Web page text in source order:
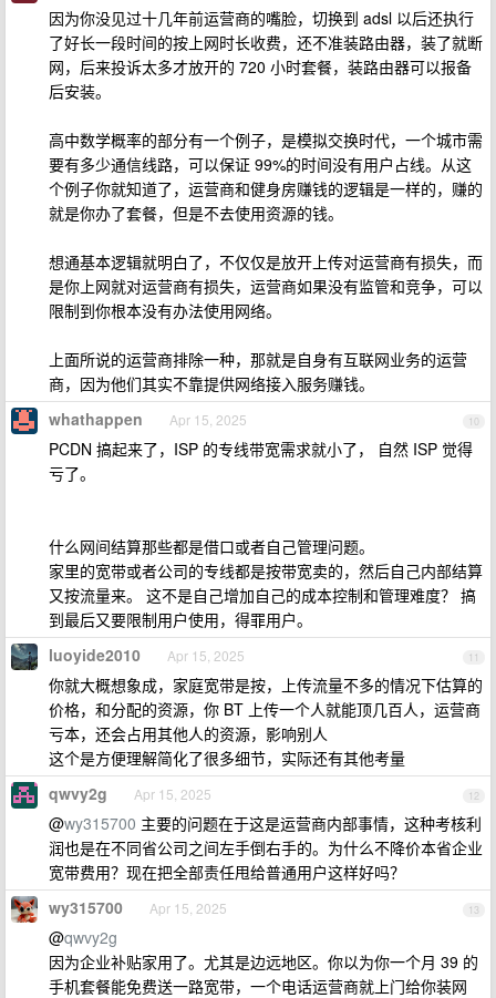
因为你没见过十几年前运营商的嘴脸，切换到 adsl 以后还执行
了好长一段时间的按上网时长收费，还不准装路由器，装了就断
网，后来投诉太多才放开的 720 小时套餐，装路由器可以报备
后安装。
高中数学概率的部分有一个例子，是模拟交换时代，一个城市需
要有多少通信线路，可以保证 99%的时间没有用户占线。从这
个例子你就知道了，运营商和健身房赚钱的逻辑是一样的，赚的
就是你办了套餐，但是不去使用资源的钱。
想通基本逻辑就明白了，不仅仅是放开上传对运营商有损失，而
是你上网就对运营商有损失，运营商如果没有监管和竞争，可以
限制到你根本没有办法使用网络。
上面所说的运营商排除一种，那就是自身有互联网业务的运营
商，因为他们其实不靠提供网络接入服务赚钱。
10
whathappen Apr 15, 2025
PCDN 搞起来了，ISP 的专线带宽需求就小了， 自然 ISP 觉得
亏了。
什么网间结算那些都是借口或者自己管理问题。
家里的宽带或者公司的专线都是按带宽卖的，然后自己内部结算
又按流量来。 这不是自己增加自己的成本控制和管理难度？ 搞
到最后又要限制用户使用，得罪用户。
11
luoyide2010 Apr 15, 2025
你就大概想象成，家庭宽带是按，上传流量不多的情况下估算的
价格，和分配的资源，你 BT 上传一个人就能顶几百人，运营商
亏本，还会占用其他人的资源，影响别人
这个是方便理解简化了很多细节，实际还有其他考量
12
qwvy2g Apr 15, 2025
@wy315700 主要的问题在于这是运营商内部事情，这种考核利
润也是在不同省公司之间左手倒右手的。为什么不降价本省企业
宽带费用？现在把全部责任甩给普通用户这样好吗？
13
wy315700 Apr 15, 2025
@qwvy2g
因为企业补贴家用了。尤其是边远地区。你以为你一个月 39 的
手机套餐能免费送一路宽带，一个电话运营商就上门给你装网